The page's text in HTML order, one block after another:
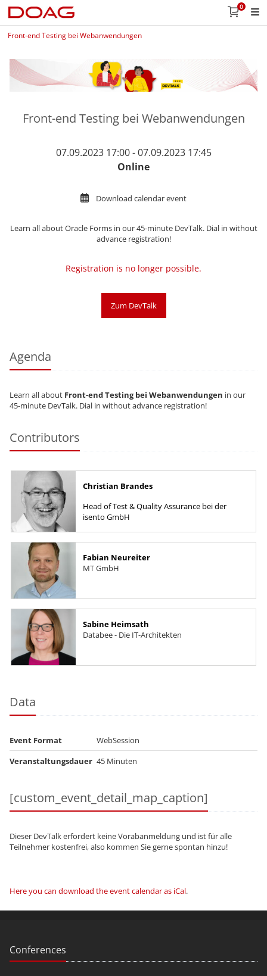
0
Front-end Testing bei Webanwendungen
Front-end Testing bei Webanwendungen
07.09.2023 17:00 - 07.09.2023 17:45
Online
Download calendar event
Learn all aboutOracle Forms in our 45-minute DevTalk. Dial in without
advance registration!
Registration is no longer possible.
Zum DevTalk
Agenda
Learn all about Front-end Testing bei Webanwendungen in our
45-minute DevTalk. Dial in without advance registration!
Contributors
Christian Brandes
Head of Test & Quality Assurance bei der
isento GmbH
Fabian Neureiter
MT GmbH
Sabine Heimsath
Databee - Die IT-Architekten
Data
Event Format
WebSession
Veranstaltungsdauer 45 Minuten
[custom_event_detail_map_caption]
Dieser DevTalk erfordert keine Vorabanmeldung und ist für alle
Teilnehmer kostenfrei, also kommen Sie gerne spontan hinzu!
Here you can download the event calendar as iCal.
Conferences